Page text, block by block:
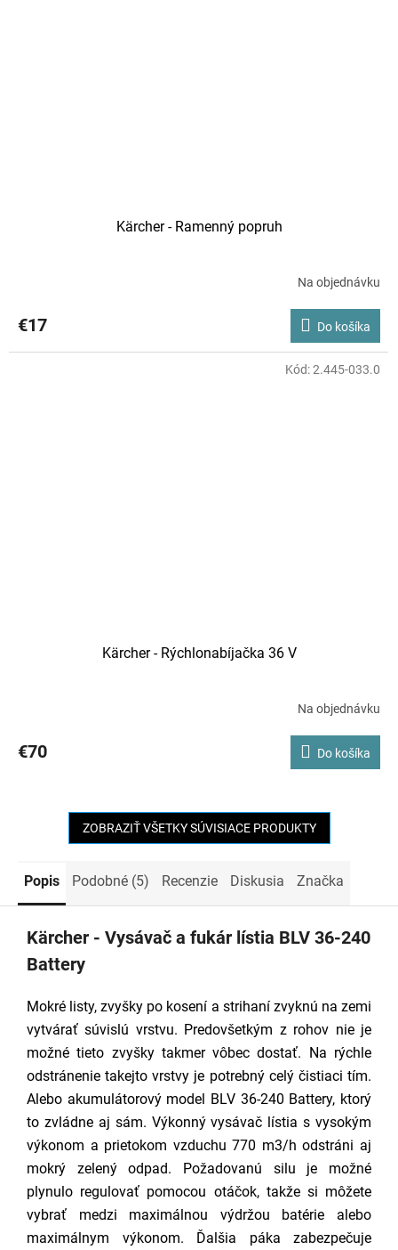
Kärcher - Ramenný popruh
Na objednávku
€17 Do košíka
Kärcher - Rýchlonabíjačka 36 V
Na objednávku
€70 Do košíka
Kód:2.445-033.0
ZOBRAZIŤ VŠETKY SÚVISIACE PRODUKTY
Popis Podobné (5) Recenzie Diskusia Značka
Kärcher - Vysávač a fukár lístia BLV 36-240
Battery
Mokré listy, zvyšky po kosení a strihaní zvyknú na zemi
vytvárať súvislú vrstvu. Predovšetkým z rohov nie je
možné tieto zvyšky takmer vôbec dostať. Na rýchle
odstránenie takejto vrstvy je potrebný celý čistiaci tím.
Alebo akumulátorový model BLV 36-240 Battery, ktorý
to zvládne aj sám. Výkonný vysávač lístia s vysokým
výkonom a prietokom vzduchu 770 m3/h odstráni aj
mokrý zelený odpad. Požadovanú silu je možné
plynulo regulovať pomocou otáčok, takže si môžete
vybrať medzi maximálnou výdržou batérie alebo
maximálnym výkonom. Ďalšia páka zabezpečuje